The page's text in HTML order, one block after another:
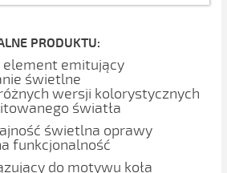
PRODUKTU:
element emitujący
świetlne
wersji kolorystycznych
światła
świetlna oprawy
funkcjonalność
do motywu koła